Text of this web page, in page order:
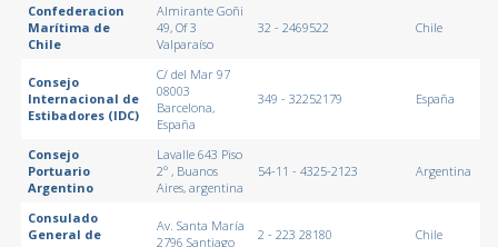
Confederacion
Marítima de
Chile
Almirante Goñi
49, Of 3
Valparaíso
32 - 2469522 Chile
Consejo
Internacional de
Estibadores (IDC)
C/ del Mar 97
08003
Barcelona,
España
349 - 32252179 España
Consejo
Portuario
Argentino
Lavalle 643 Piso
2º , Buanos
Aires, argentina
54-11 - 4325-2123 Argentina
Consulado
General de
Av. Santa María
2796 Santiago
2 - 223 28180 Chile